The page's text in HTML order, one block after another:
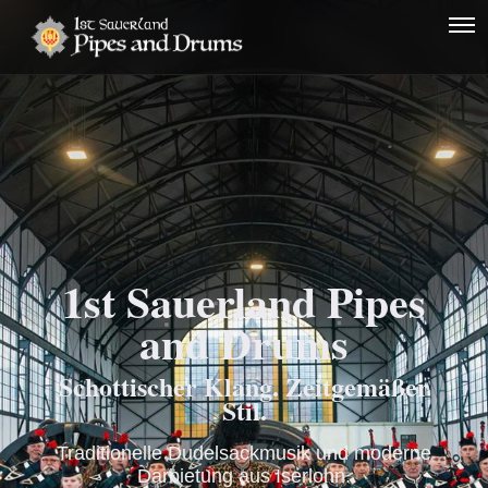
1st Sauerland Pipes
and Drums
Schottischer Klang. Zeitgemäßer
Stil.
Traditionelle Dudelsackmusik und moderne
Darbietung aus Iserlohn.